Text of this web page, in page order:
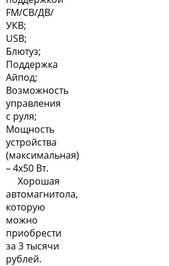
FM/СВ/ДВ/
УКВ;
USB;
Блютуз;
Поддержка
Айпод;
Возможность
управления
с руля;
Мощность
устройства
(максимальная)
– 4х50 Вт.
Хорошая
автомагнитола,
которую
можно
приобрести
за 3 тысячи
рублей.